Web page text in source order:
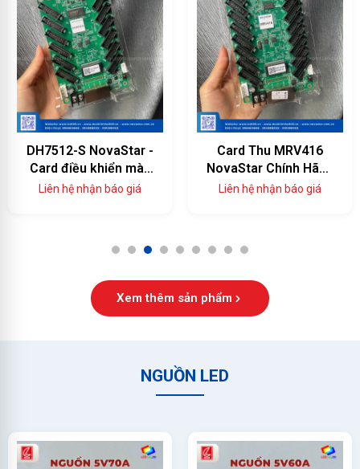
DH7512-S NovaStar -
Card điều khiển màn
hình LED 12 cổng
Liên hệ nhận báo giá
Card Thu MRV416
NovaStar Chính Hãng
— 16 Cổng HUB75E,
Liên hệ nhận báo giá
1 2 3 4 5 6 7 8 9
Xem thêm sản phẩm
NGUỒN LED